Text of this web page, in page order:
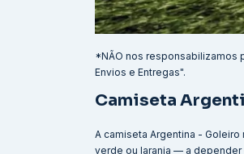
*NÃO nos responsabilizamos
Envios e Entregas".
Camiseta
A camiseta Argentina -
verde ou laranja — a